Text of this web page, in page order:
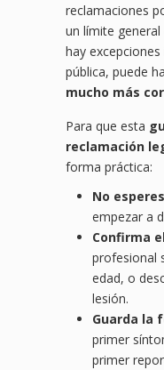
reclamaciones
un límite
hay
pública, puede
mucho más
Para que esta
reclamación
forma práctica:
No esperes
empezar a
Confirma
profesional
edad, o
lesión.
Guarda la
primer
primer